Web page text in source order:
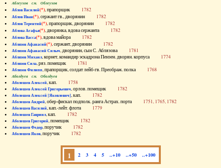
Аблеухов см. Облеухов
Аблов Василий(*), прапорщик 1782
Аблов Иван(*), сержант гв., дворянин 1782
Аблов Терентий(*), прапорщик, дворянин 1782
Аблова Агафья(*), дворянка, вдова сержанта 1782
Аблова Васса(*), вдова майора 1782
Аблязов Афанасий(*), сержант, дворянин 1782
Аблязов Афанасий Силыч, дворянин, сын С. Аблязова 1781
Аблязов Михаил, корнет, командир эскадрона Пензен. дворян. корпуса 1774
Аблязов Сила, ряз. помещик 1781
Аблязов Филипп, прапорщик, солдат лейб-гв. Преображ. полка 1768
Аболдуев см. Оболдуев
Аболешев Алексей, кап. 1758
Аболешев Алексей Григорьевич, орлов. помещик 1782
Аболешев Алексей [Яковлевич], кап. 1782
Аболешев Андрей, обер-фискал подполк. ранга Астрах. порта 1751, 1765, 1782
Аболешев Василий, кап.-лейт. флота 1779
Аболешев Гавриил, кап. 1782
Аболешев Григорий, помещик 1782
Аболешев Федор, поручик 1782
Аболешев Яков, поручик 1782
1 2 3 4 5 ..+10 ..+50 ..+100